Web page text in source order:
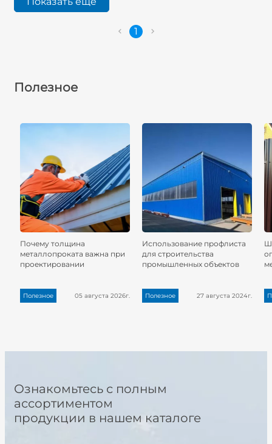
1
Полезное
Почему толщина
металлопроката важна при
проектировании
Полезное 05 августа 2026г.
Использование профлиста
для строительства
промышленных объектов
Полезное 27 августа 2024г.
Ознакомьтесь с полным
ассортиментом
продукции в нашем каталоге